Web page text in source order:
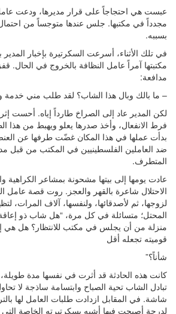
عبست هي احتجاجاً على قرار مديرها، ودعت
مجدداً في مكتبها. جلس عندها متوجساً من
بسببه.
في تلك الأثناء، أسرعت السكرتيرة بإخبار المدير
مكتبتها آمراً عامل النظافة بالخروج في
مدافعة:
– ما بالك وبال هذا الشاب؟ لقد طلب مني
لكن المدير عاد إلى الصراخ طارداً إياه. أحست
فرط الانفعال، وأخذ صدرها يعلو ويهبط من هذا
بدأت عملها في هذا المكان غضّت طرفها عن
ضد العاملين الفلسطينيين في المكتب من قبل
المتطرف.
عادت يومها إلى بيتها مشحونة بمشاعر الكراهية
الاحتلال شاعرة بالقهر والعجز. روت قصة عامل
لزوجها، ثم لأصدقائها، ولنفسها، آلاف المرات،
المحتل؛ متسائلة في كل مرة، “هل شاب ذو
منزلة من أن يجلس في مكتب للانتظار؟ هل هي
قوميته تجعله أقل
شأناً؟”
كانت هذه الحادثة قد أثرت في نفسها مدة
تبادل الشاب تحية الصباح وابتسامة ساذجة لا
شاشة. في المقابل ازدادت طلبات العامل لها
لدرجة أصبحت فيها أشبه بسكرتيرته الخاصة